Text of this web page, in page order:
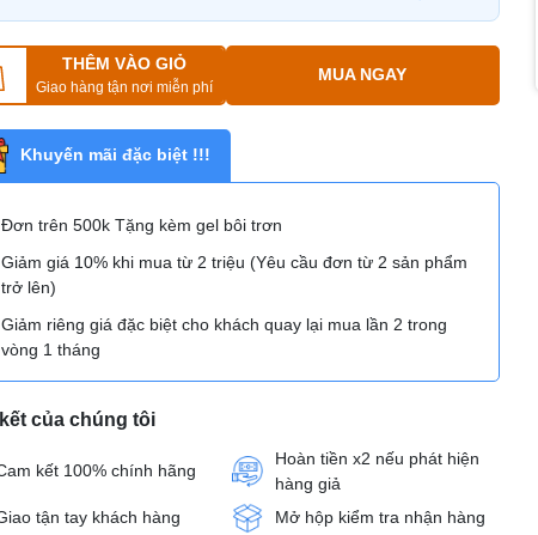
THÊM VÀO GIỎ
Giao hàng tận nơi miễn phí
MUA NGAY
Khuyến mãi đặc biệt !!!
Đơn trên 500k Tặng kèm gel bôi trơn
Giảm giá 10% khi mua từ 2 triệu (Yêu cầu đơn từ 2 sản phẩm
trở lên)
Giảm riêng giá đặc biệt cho khách quay lại mua lần 2 trong
vòng 1 tháng
của chúng tôi
kết 100% chính hãng
Hoàn tiền x2 nếu phát hiện
hàng giả
tận tay khách hàng
Mở hộp kiểm tra nhận hàng